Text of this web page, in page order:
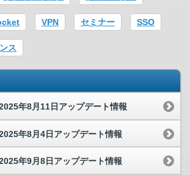
VPN セミナー SSO
ス
年8月11日アップデート情報
年8月4日アップデート情報
年9月8日アップデート情報